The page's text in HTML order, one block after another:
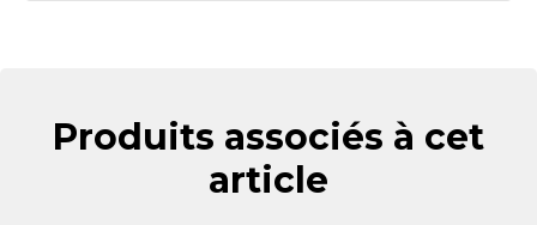
Produits associés à cet
article